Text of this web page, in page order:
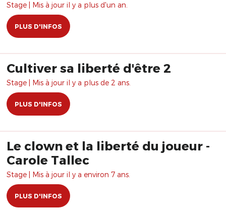
Stage | Mis à jour il y a plus d'un an.
PLUS D'INFOS
Cultiver sa liberté d'être 2
Stage | Mis à jour il y a plus de 2 ans.
PLUS D'INFOS
Le clown et la liberté du joueur -
Carole Tallec
Stage | Mis à jour il y a environ 7 ans.
PLUS D'INFOS